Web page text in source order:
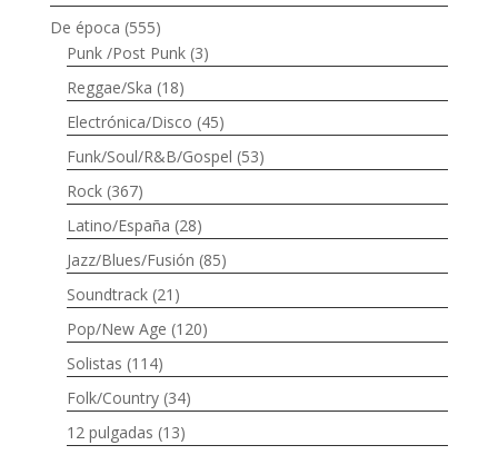
De época (555)
Punk /Post Punk (3)
Reggae/Ska (18)
Electrónica/Disco (45)
Funk/Soul/R&B/Gospel (53)
Rock (367)
Latino/España (28)
Jazz/Blues/Fusión (85)
Soundtrack (21)
Pop/New Age (120)
Solistas (114)
Folk/Country (34)
12 pulgadas (13)